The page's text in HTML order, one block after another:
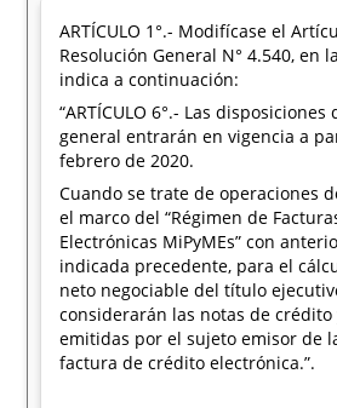
ARTÍCULO 1°.- Modifícase el
Resolución General N° 4.540, en
indica a continuación:
“ARTÍCULO 6°.- Las
general entrarán en vigencia a
febrero de 2020.
Cuando se trate de operaciones
el marco del “Régimen de
Electrónicas MiPyMEs” con
indicada precedente, para el
neto negociable del título
considerarán las notas de
emitidas por el sujeto emisor de
factura de crédito electrónica.”.